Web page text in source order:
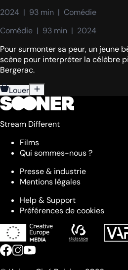
2024  |  93 min  |  Comédie
Comédie  |  93 min  |  2024
Pour surmonter sa peur, un jeune
scène pour interpréter la célèbre
Bergerac.
Louer
Stream Different
Films
Qui sommes-nous ?
Presse & industrie
Mentions légales
Help & Support
Préférences de cookies